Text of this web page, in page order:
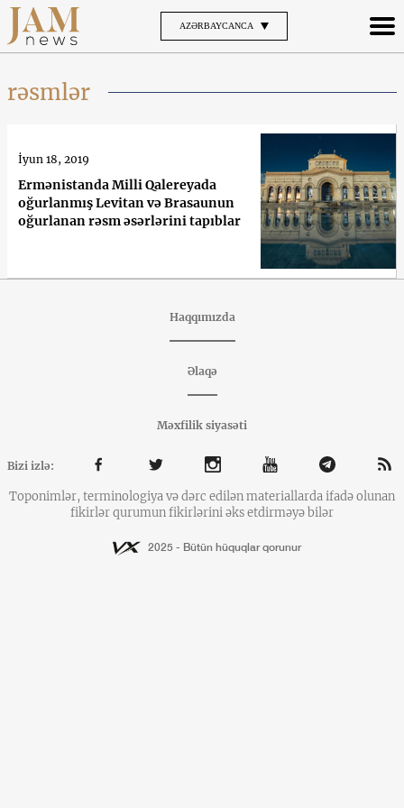
AZƏRBAYCANCA
rəsmlər
Ermənistanda Milli Qalereyada
oğurlanmış Levitan və Brasaunun
oğurlanan rəsm əsərlərini tapıblar
İyun 18, 2019
Haqqımızda
Əlaqə
Məxfilik siyasəti
Bizi izlə:
Toponimlər, terminologiya və dərc edilən materiallarda ifadə olunan
fikirlər qurumun fikirlərini əks etdirməyə bilər
2025 - Bütün hüquqlar qorunur